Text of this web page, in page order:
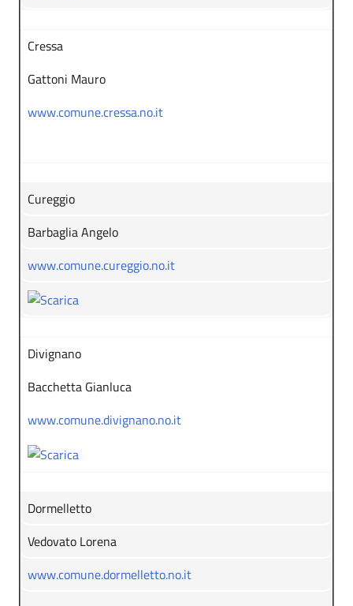
Cressa
Gattoni Mauro
www.comune.cressa.no.it
Cureggio
Barbaglia Angelo
www.comune.cureggio.no.it
Divignano
Bacchetta Gianluca
www.comune.divignano.no.it
Dormelletto
Vedovato Lorena
www.comune.dormelletto.no.it